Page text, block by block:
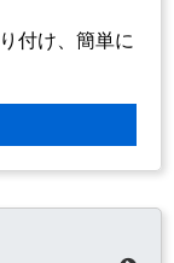
付け、簡単に